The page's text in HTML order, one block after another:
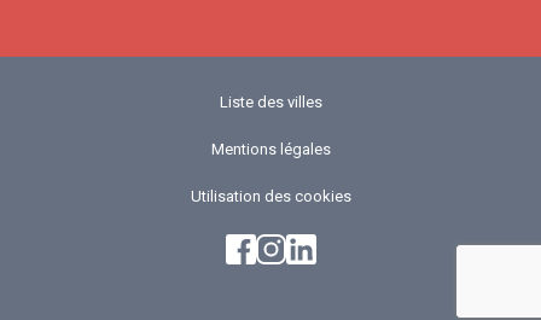
Liste des villes
Mentions légales
Utilisation des cookies